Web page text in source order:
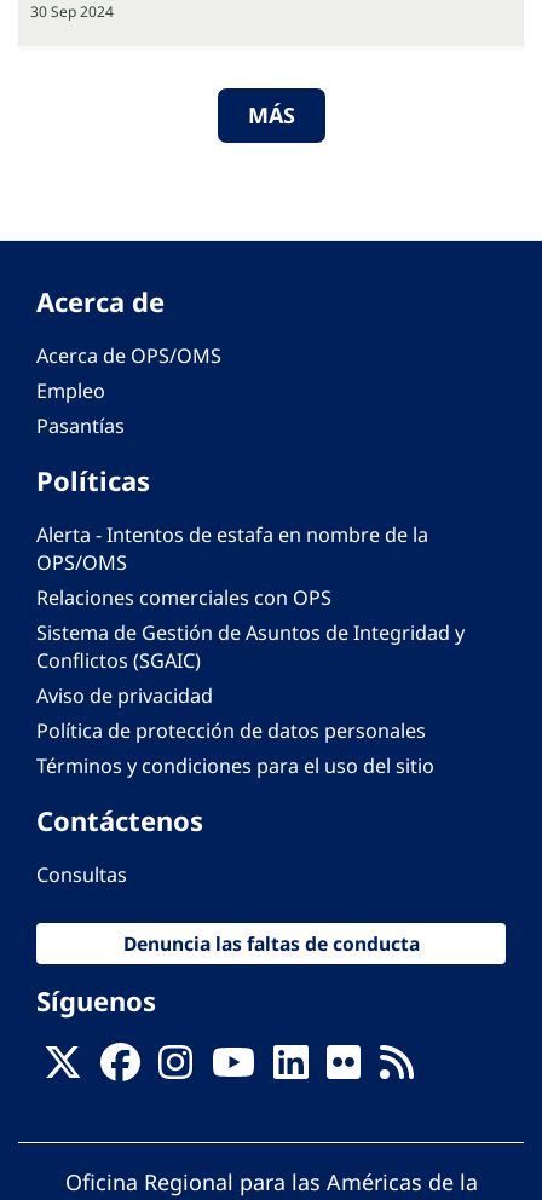
30 Sep 2024
MÁS
Acerca de
Acerca de OPS/OMS
Empleo
Pasantías
Políticas
Alerta - Intentos de estafa en nombre de la
OPS/OMS
Relaciones comerciales con OPS
Sistema de Gestión de Asuntos de Integridad y
Conflictos (SGAIC)
Aviso de privacidad
Política de protección de datos personales
Términos y condiciones para el uso del sitio
Contáctenos
Consultas
Denuncia las faltas de conducta
Síguenos
Oficina Regional para las Américas de la